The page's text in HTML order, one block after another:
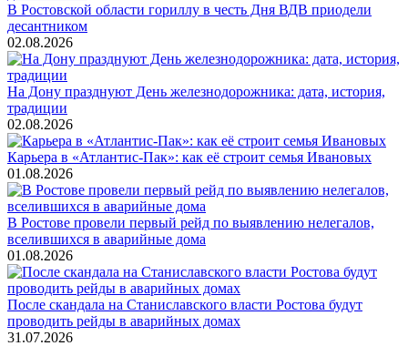
В Ростовской области гориллу в честь Дня ВДВ приодели
десантником
02.08.2026
На Дону празднуют День железнодорожника: дата, история,
традиции
02.08.2026
Карьера в «Атлантис-Пак»: как её строит семья Ивановых
01.08.2026
В Ростове провели первый рейд по выявлению нелегалов,
вселившихся в аварийные дома
01.08.2026
После скандала на Станиславского власти Ростова будут
проводить рейды в аварийных домах
31.07.2026